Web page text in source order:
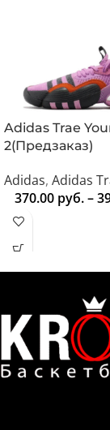
Adidas Trae
2(Предзаказ)
Adidas, Adidas
370.00 руб.–